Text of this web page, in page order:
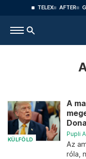
TELEX AFTER
KÜLFÖLD
A
Pupli
Az
róla,